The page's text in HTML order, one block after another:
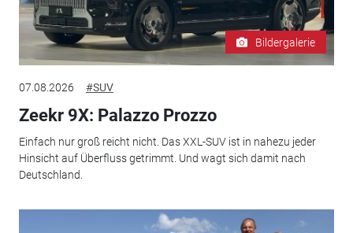
Bildergalerie
07.08.2026 #SUV
Zeekr 9X: Palazzo Prozzo
Einfach nur groß reicht nicht. Das XXL-SUV ist in nahezu jeder
Hinsicht auf Überfluss getrimmt. Und wagt sich damit nach
Deutschland.